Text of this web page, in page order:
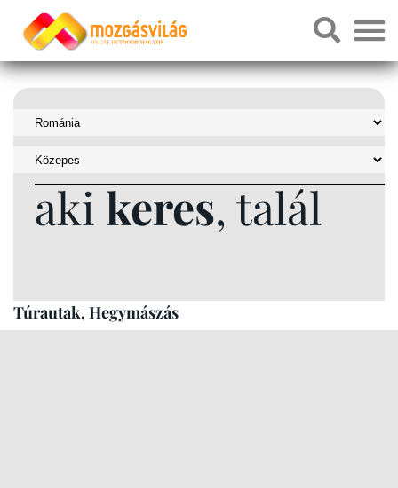
aki keres, talál
Túrautak, Hegymászás